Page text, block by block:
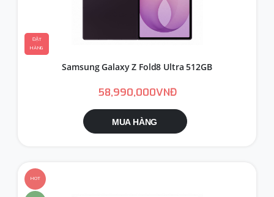
ĐẶT
HÀNG
Samsung Galaxy Z Fold8 Ultra 512GB
58,990,000VNĐ
MUA HÀNG
HOT